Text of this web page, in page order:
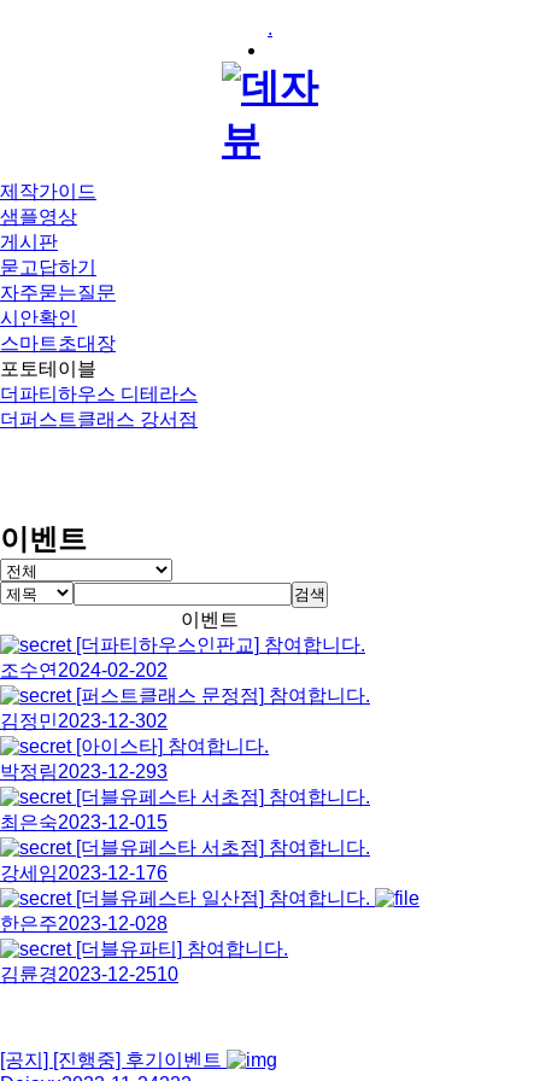
.
제작가이드
샘플영상
게시판
묻고답하기
자주묻는질문
시안확인
스마트초대장
포토테이블
더파티하우스 디테라스
더퍼스트클래스 강서점
이벤트
검색
이벤트
[더파티하우스인판교] 참여합니다.
조수연 2024-02-202
[퍼스트클래스 문정점] 참여합니다.
김정민2023-12-302
[아이스타] 참여합니다.
박정림2023-12-293
[더블유페스타 서초점] 참여합니다.
최은숙2023-12-015
[더블유페스타 서초점] 참여합니다.
강세임2023-12-176
[더블유페스타 일산점] 참여합니다.
한은주2023-12-028
[더블유파티] 참여합니다.
김륜경2023-12-2510
[공지] [진행중] 후기이벤트